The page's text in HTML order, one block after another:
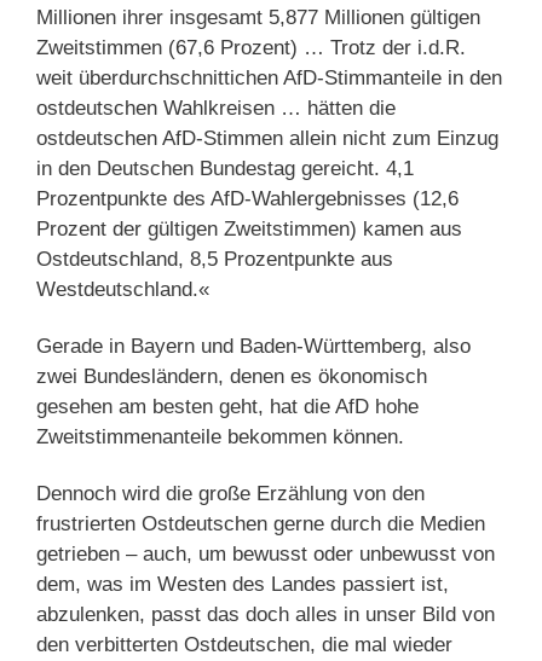
Millionen ihrer insgesamt 5,877 Millionen gültigen
Zweitstimmen (67,6 Prozent) … Trotz der i.d.R.
weit überdurchschnittichen AfD-Stimmanteile in den
ostdeutschen Wahlkreisen … hätten die
ostdeutschen AfD-Stimmen allein nicht zum Einzug
in den Deutschen Bundestag gereicht. 4,1
Prozentpunkte des AfD-Wahlergebnisses (12,6
Prozent der gültigen Zweitstimmen) kamen aus
Ostdeutschland, 8,5 Prozentpunkte aus
Westdeutschland.«
Gerade in Bayern und Baden-Württemberg, also
zwei Bundesländern, denen es ökonomisch
gesehen am besten geht, hat die AfD hohe
Zweitstimmenanteile bekommen können.
Dennoch wird die große Erzählung von den
frustrierten Ostdeutschen gerne durch die Medien
getrieben – auch, um bewusst oder unbewusst von
dem, was im Westen des Landes passiert ist,
abzulenken, passt das doch alles in unser Bild von
den verbitterten Ostdeutschen, die mal wieder